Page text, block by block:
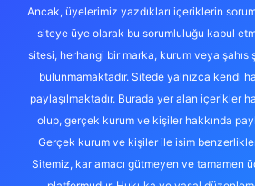
Ancak, üyelerimiz yazdıkları içeriklerin
siteye üye olarak bu sorumluluğu kabul
sitesi, herhangi bir marka, kurum veya şahıs
bulunmamaktadır. Sitede yalnızca kendi
paylaşılmaktadır. Burada yer alan içerikler
olup, gerçek kurum ve kişiler hakkında
Gerçek kurum ve kişiler ile isim
Sitemiz, kar amacı gütmeyen ve tamamen